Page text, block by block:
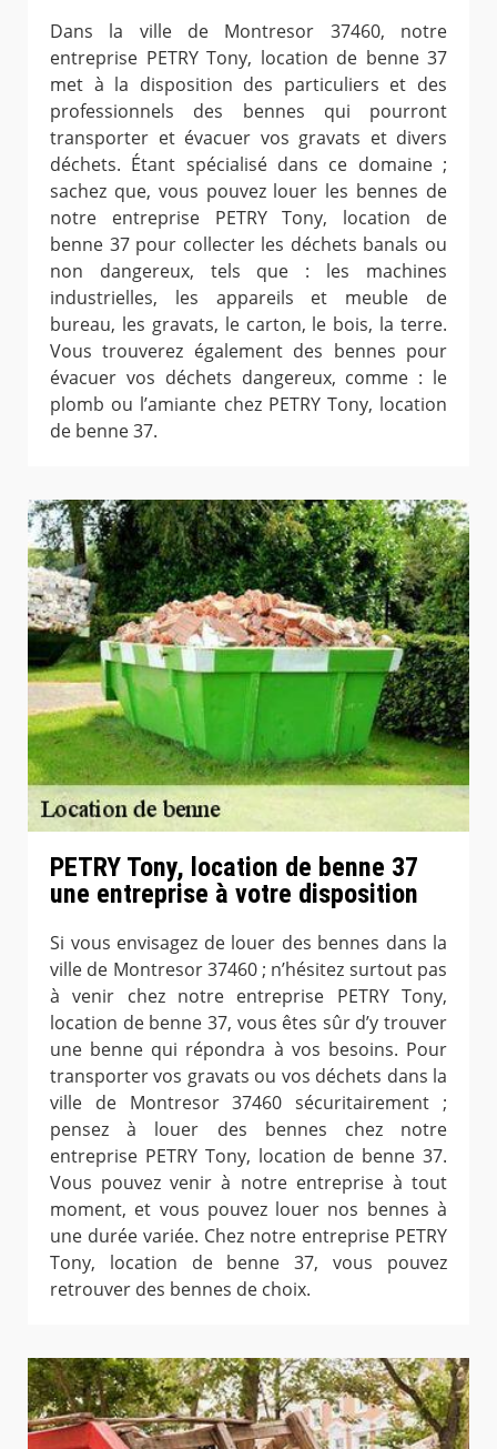
Dans la ville de Montresor 37460, notre
entreprise PETRY Tony, location de benne 37
met à la disposition des particuliers et des
professionnels des bennes qui pourront
transporter et évacuer vos gravats et divers
déchets. Étant spécialisé dans ce domaine ;
sachez que, vous pouvez louer les bennes de
notre entreprise PETRY Tony, location de
benne 37 pour collecter les déchets banals ou
non dangereux, tels que : les machines
industrielles, les appareils et meuble de
bureau, les gravats, le carton, le bois, la terre.
Vous trouverez également des bennes pour
évacuer vos déchets dangereux, comme : le
plomb ou l’amiante chez PETRY Tony, location
de benne 37.
PETRY Tony, location de benne 37
une entreprise à votre disposition
Si vous envisagez de louer des bennes dans la
ville de Montresor 37460 ; n’hésitez surtout pas
à venir chez notre entreprise PETRY Tony,
location de benne 37, vous êtes sûr d’y trouver
une benne qui répondra à vos besoins. Pour
transporter vos gravats ou vos déchets dans la
ville de Montresor 37460 sécuritairement ;
pensez à louer des bennes chez notre
entreprise PETRY Tony, location de benne 37.
Vous pouvez venir à notre entreprise à tout
moment, et vous pouvez louer nos bennes à
une durée variée. Chez notre entreprise PETRY
Tony, location de benne 37, vous pouvez
retrouver des bennes de choix.